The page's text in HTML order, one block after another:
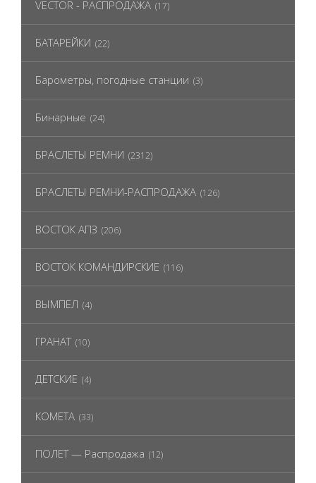
VECTOR - РАСПРОДАЖА (17)
БАТАРЕЙКИ (22)
Барометры, погодные станции (3)
Бинарные (24)
БРАСЛЕТЫ РЕМНИ (2312)
БРАСЛЕТЫ РЕМНИ-РАСПРОДАЖА (126)
ВОСТОК АПЗ (206)
ВОСТОК КОМАНДИРСКИЕ (116)
ВЫМПЕЛ (4)
ГРАНАТ (10)
ДЕТСКИЕ (4)
КОМЕТА (33)
ПОЛЕТ — Распродажа (12)